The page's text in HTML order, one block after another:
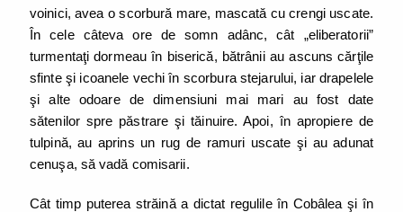
voinici, avea o scorbură mare, mascată cu crengi uscate.
În cele câteva ore de somn adânc, cât „eliberatorii”
turmentaţi dormeau în biserică, bătrânii au ascuns cărţile
sfinte şi icoanele vechi în scorbura stejarului, iar drapelele
şi alte odoare de dimensiuni mai mari au fost date
sătenilor spre păstrare şi tăinuire. Apoi, în apropiere de
tulpină, au aprins un rug de ramuri uscate şi au adunat
cenuşa, să vadă comisarii.
Cât timp puterea străină a dictat regulile în Cobâlea şi în